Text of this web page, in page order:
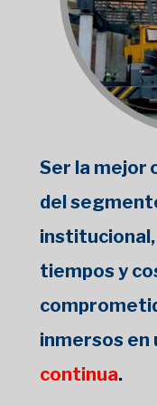
Ser la mejor
del
institucional,
tiempos y
inmersos en
continua.